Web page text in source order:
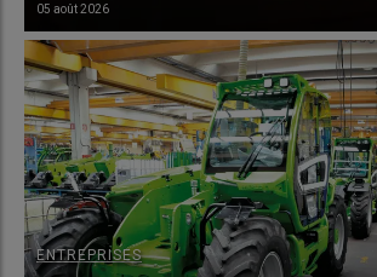
05 août 2026
ENTREPRISES